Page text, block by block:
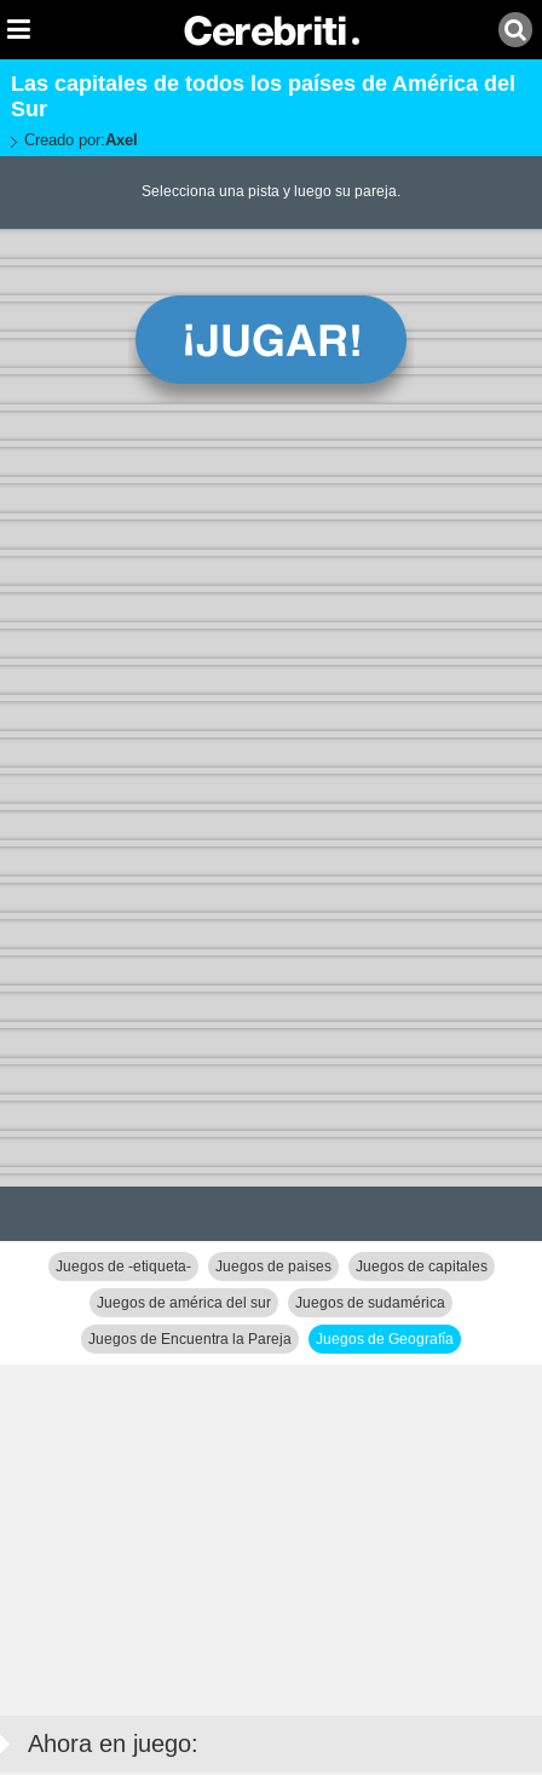
Las capitales de todos los países de América del
Sur
Creado por:Axel
Selecciona una pista y luego su pareja.
Juegos de -etiqueta- Juegos de paises Juegos de capitales
Juegos de américa del sur Juegos de sudamérica
Juegos de Encuentra la Pareja Juegos de Geografía
Ahora en juego: